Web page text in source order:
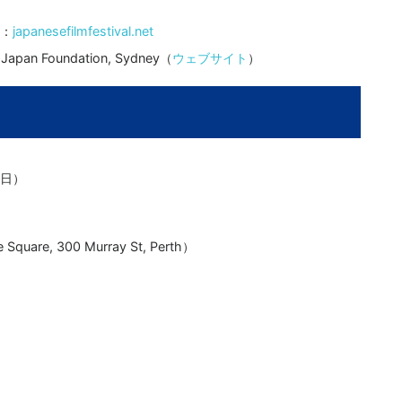
japanesefilmfestival.net
Foundation, Sydney（ウェブサイト ）
）
Square, 300 Murray St, Perth）